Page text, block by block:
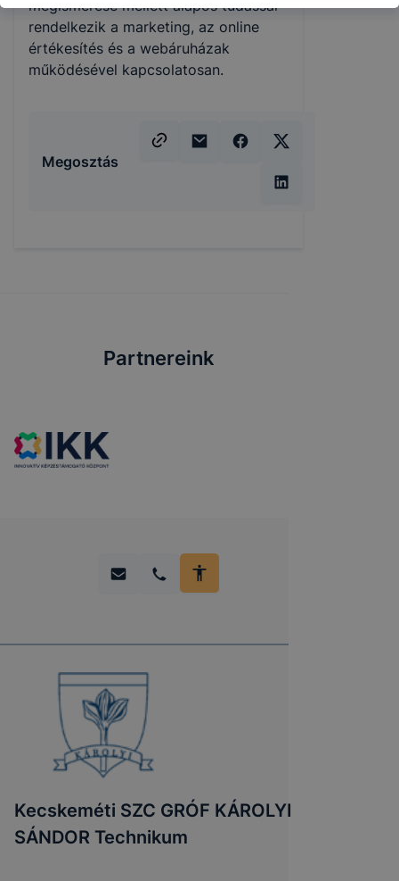
megismerése mellett alapos tudással
rendelkezik a marketing, az online
értékesítés és a webáruházak
működésével kapcsolatosan.
Megosztás
Partnereink
Kecskeméti SZC GRÓF KÁROLYI
SÁNDOR Technikum